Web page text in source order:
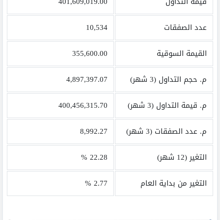
عدد الصفقات
10,534
القيمة السوقية
355,600.00
م. حجم التداول (3 شهر)
4,897,397.07
م. قيمة التداول (3 شهر)
400,456,315.70
م. عدد الصفقات (3 شهر)
8,992.27
التغير (12 شهر)
22.28 %
التغير من بداية العام
2.77 %